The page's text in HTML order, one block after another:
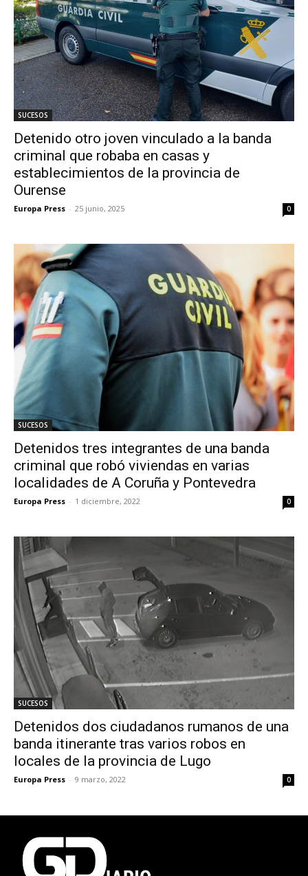
SUCESOS
Detenido otro joven vinculado a la banda
criminal que robaba en casas y
establecimientos de la provincia de
Ourense
Europa Press - 25 junio, 2025 0
SUCESOS
Detenidos tres integrantes de una banda
criminal que robó viviendas en varias
localidades de A Coruña y Pontevedra
Europa Press - 1 diciembre, 2022 0
SUCESOS
Detenidos dos ciudadanos rumanos de una
banda itinerante tras varios robos en
locales de la provincia de Lugo
Europa Press - 9 marzo, 2022 0